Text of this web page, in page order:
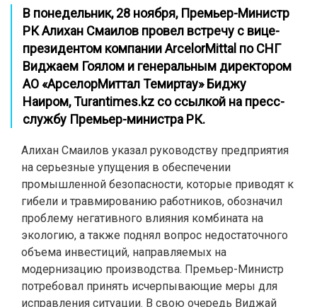
В понедельник, 28 ноября, Премьер-Министр
РК Алихан Смаилов провел встречу с вице-
президентом компании ArcelorMittal по СНГ
Виджаем Гоялом и генеральным директором
АО «АрселорМиттал Темиртау» Биджу
Наиром,Turantimes.kz со ссылкой на пресс-
службу Премьер-министра РК.
Алихан Смаилов указал руководству предприятия
на серьезные упущения в обеспечении
промышленной безопасности, которые приводят к
гибели и травмированию работников, обозначил
проблему негативного влияния комбината на
экологию, а также поднял вопрос недостаточного
объема инвестиций, направляемых на
модернизацию производства. Премьер-Министр
потребовал принять исчерпывающие меры для
исправления ситуации. В свою очередь Виджай